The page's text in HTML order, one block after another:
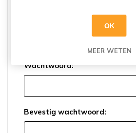
Wachtwoord:
Bevestig wachtwoord:
OK
MEER WETEN